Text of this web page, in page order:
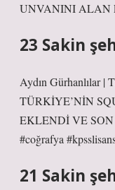
UNVANINI ALAN
23 Sakin
Aydın Gürhanlılar
TÜRKİYE’NİN
EKLENDİ VE SON
#coğrafya
21 Sakin